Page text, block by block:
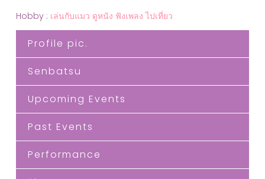
Hobby : เล่นกับแมว ดูหนัง ฟังเพลง ไปเที่ยว
Profile pic.
Senbatsu
Upcoming Events
Past Events
Performance